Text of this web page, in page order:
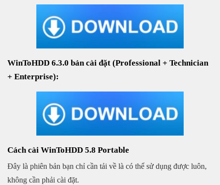
WinToHDD 6.3.0 bản cài đặt (Professional + Technician
+ Enterprise):
Cách cài WinToHDD 5.8 Portable
Đây là phiên bản bạn chỉ cần tải về là có thể sử dụng được luôn,
không cần phải cài đặt.